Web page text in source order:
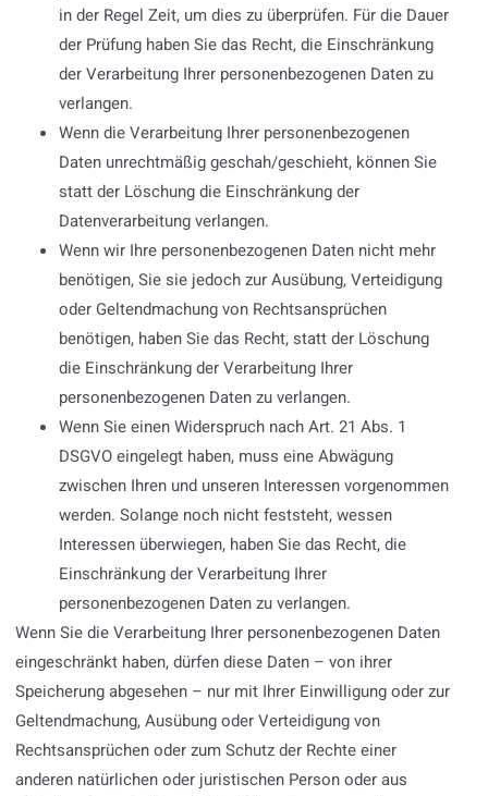
in der Regel Zeit, um dies zu überprüfen. Für die Dauer
der Prüfung haben Sie das Recht, die Einschränkung
der Verarbeitung Ihrer personenbezogenen Daten zu
verlangen.
Wenn die Verarbeitung Ihrer personenbezogenen
Daten unrechtmäßig geschah/geschieht, können Sie
statt der Löschung die Einschränkung der
Datenverarbeitung verlangen.
Wenn wir Ihre personenbezogenen Daten nicht mehr
benötigen, Sie sie jedoch zur Ausübung, Verteidigung
oder Geltendmachung von Rechtsansprüchen
benötigen, haben Sie das Recht, statt der Löschung
die Einschränkung der Verarbeitung Ihrer
personenbezogenen Daten zu verlangen.
Wenn Sie einen Widerspruch nach Art. 21 Abs. 1
DSGVO eingelegt haben, muss eine Abwägung
zwischen Ihren und unseren Interessen vorgenommen
werden. Solange noch nicht feststeht, wessen
Interessen überwiegen, haben Sie das Recht, die
Einschränkung der Verarbeitung Ihrer
personenbezogenen Daten zu verlangen.
Wenn Sie die Verarbeitung Ihrer personenbezogenen Daten
eingeschränkt haben, dürfen diese Daten – von ihrer
Speicherung abgesehen – nur mit Ihrer Einwilligung oder zur
Geltendmachung, Ausübung oder Verteidigung von
Rechtsansprüchen oder zum Schutz der Rechte einer
anderen natürlichen oder juristischen Person oder aus